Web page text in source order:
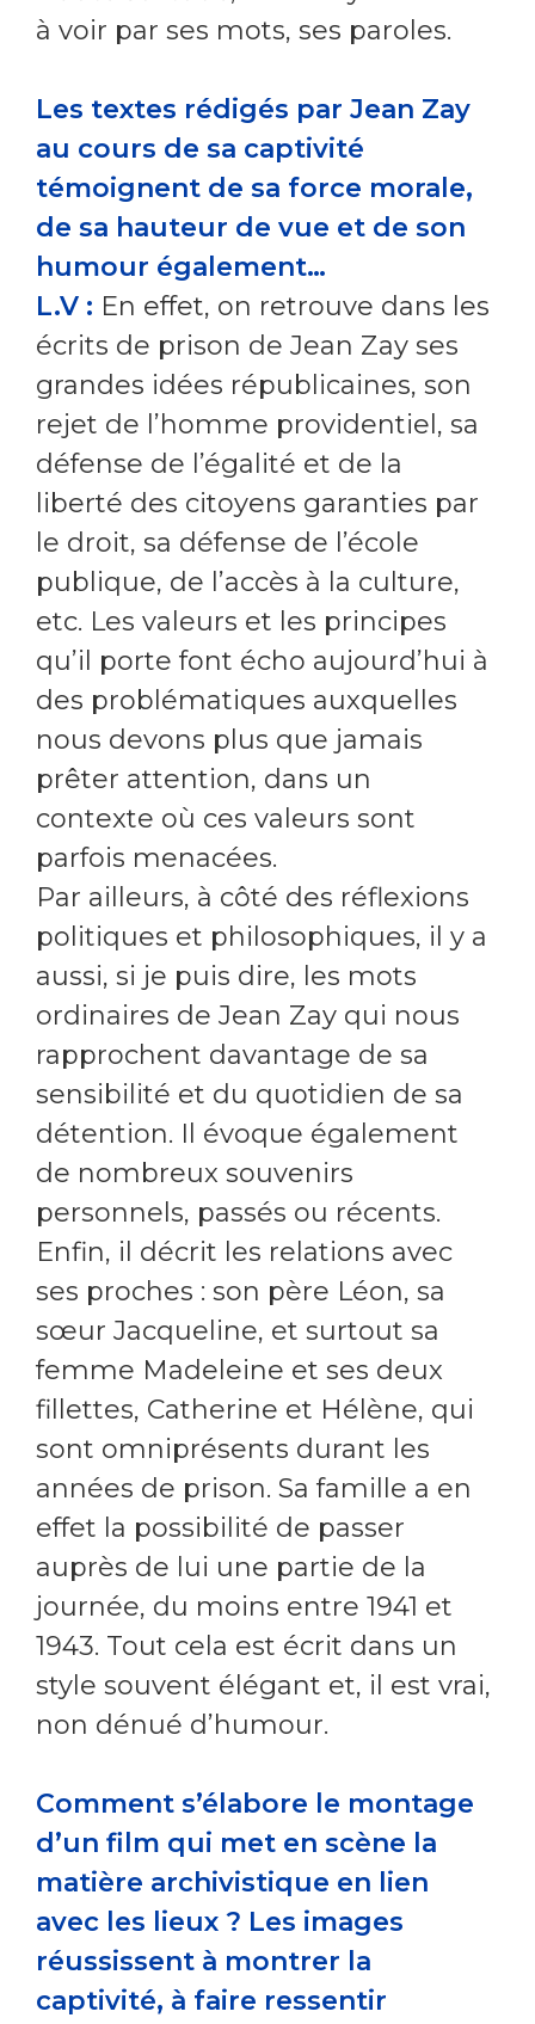
à voir par ses mots, ses paroles.
Les textes rédigés par Jean Zay
au cours de sa captivité
témoignent de sa force morale,
de sa hauteur de vue et de son
humour également…
L.V : En effet, on retrouve dans les
écrits de prison de Jean Zay ses
grandes idées républicaines, son
rejet de l’homme providentiel, sa
défense de l’égalité et de la
liberté des citoyens garanties par
le droit, sa défense de l’école
publique, de l’accès à la culture,
etc. Les valeurs et les principes
qu’il porte font écho aujourd’hui à
des problématiques auxquelles
nous devons plus que jamais
prêter attention, dans un
contexte où ces valeurs sont
parfois menacées.
Par ailleurs, à côté des réflexions
politiques et philosophiques, il y a
aussi, si je puis dire, les mots
ordinaires de Jean Zay qui nous
rapprochent davantage de sa
sensibilité et du quotidien de sa
détention. Il évoque également
de nombreux souvenirs
personnels, passés ou récents.
Enfin, il décrit les relations avec
ses proches : son père Léon, sa
sœur Jacqueline, et surtout sa
femme Madeleine et ses deux
fillettes, Catherine et Hélène, qui
sont omniprésents durant les
années de prison. Sa famille a en
effet la possibilité de passer
auprès de lui une partie de la
journée, du moins entre 1941 et
1943. Tout cela est écrit dans un
style souvent élégant et, il est vrai,
non dénué d’humour.
Comment s’élabore le montage
d’un film qui met en scène la
matière archivistique en lien
avec les lieux ? Les images
réussissent à montrer la
captivité, à faire ressentir